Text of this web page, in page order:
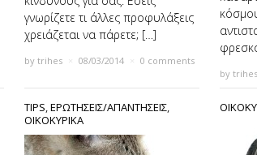
γνωρίζετε τι άλλες προφυλάξεις
χρειάζεται να πάρετε; […]
by trihes 08/03/2014 0 comments
by trihes
TIPS,ΕΡΩΤΗΣΕΙΣ/ΑΠΑΝΤΗΣΕΙΣ,
ΟΙΚΟΚΥΡΙΚΑ